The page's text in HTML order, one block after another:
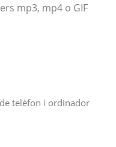
mp3, mp4 o GIF
telèfon i ordinador